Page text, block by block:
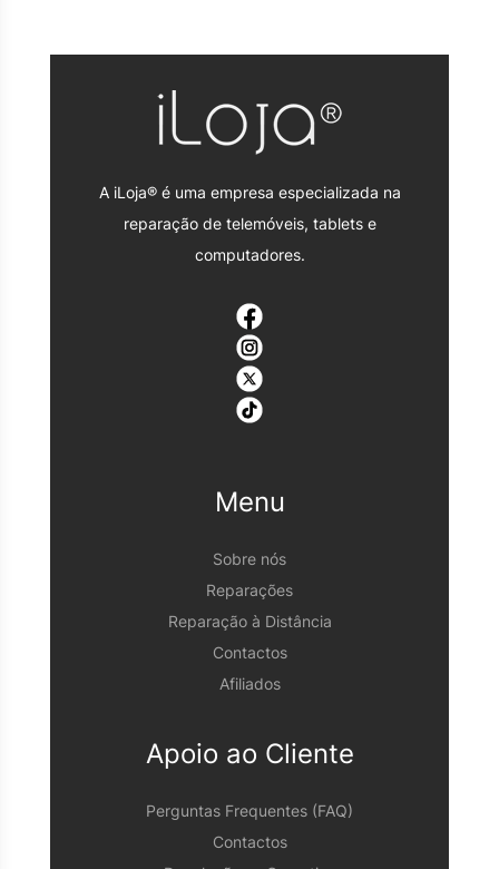
A iLoja® é uma empresa especializada na
reparação de telemóveis, tablets e
computadores.
Menu
Sobre nós
Reparações
Reparação à Distância
Contactos
Afiliados
Apoio ao Cliente
Perguntas Frequentes (FAQ)
Contactos